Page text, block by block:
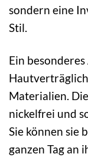
sondern eine
Stil.
Ein
Materialien.
nickelfrei und
Sie können sie
ganzen Tag an